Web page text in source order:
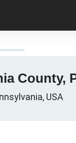
County,
USA